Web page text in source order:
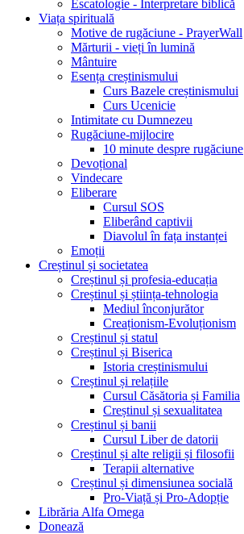
Escatologie - Interpretare biblică
Viața spirituală
Motive de rugăciune - PrayerWall
Mărturii - vieți în lumină
Mântuire
Esența creștinismului
Curs Bazele creștinismului
Curs Ucenicie
Intimitate cu Dumnezeu
Rugăciune-mijlocire
10 minute despre rugăciune
Devoțional
Vindecare
Eliberare
Cursul SOS
Eliberând captivii
Diavolul în fața instanței
Emoții
Creștinul și societatea
Creștinul și profesia-educația
Creștinul și știința-tehnologia
Mediul înconjurător
Creaționism-Evoluționism
Creștinul și statul
Creștinul și Biserica
Istoria creștinismului
Creștinul și relațiile
Cursul Căsătoria și Familia
Creștinul și sexualitatea
Creștinul și banii
Cursul Liber de datorii
Creștinul și alte religii și filosofii
Terapii alternative
Creștinul și dimensiunea socială
Pro-Viață și Pro-Adopție
Librăria Alfa Omega
Donează